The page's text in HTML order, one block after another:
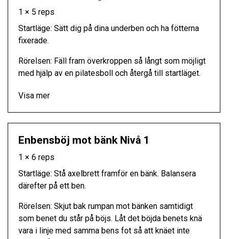
1 × 5 reps
Startläge: Sätt dig på dina underben och ha fötterna
fixerade.
Rörelsen: Fäll fram överkroppen så långt som möjligt
med hjälp av en pilatesboll och återgå till startläget.
Visa mer
Enbensböj mot bänk Nivå 1
1 × 6 reps
Startläge: Stå axelbrett framför en bänk. Balansera
därefter på ett ben.
Rörelsen: Skjut bak rumpan mot bänken samtidigt
som benet du står på böjs. Låt det böjda benets knä
vara i linje med samma bens fot så att knäet inte